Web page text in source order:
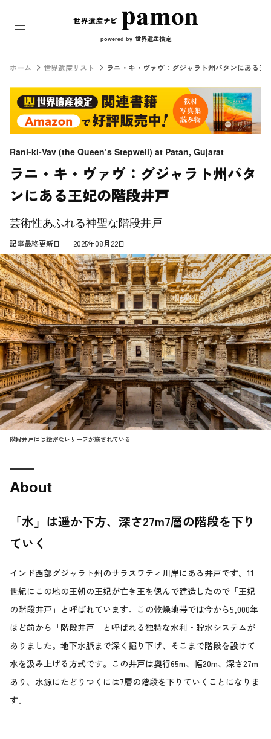
メインナビ
powered by 世界遺産検定
ホーム 世界遺産リスト ラニ・キ・ヴァヴ：グジャラト州パタンにある王
Rani-ki-Vav (the Queen’s Stepwell) at Patan, Gujarat
ラニ・キ・ヴァヴ：グジャラト州パタ
ンにある王妃の階段井戸
芸術性あふれる神聖な階段井戸
記事最終更新日 2025年08月22日
階段井戸には緻密なレリーフが施されている
About
「水」は遥か下方、深さ27m7層の階段を下り
ていく
インド西部グジャラト州のサラスワティ川岸にある井戸です。11
世紀にこの地の王朝の王妃が亡き王を偲んで建造したので「王妃
の階段井戸」と呼ばれています。この乾燥地帯では今から5,000年
ほど前から「階段井戸」と呼ばれる独特な水利・貯水システムが
ありました。地下水脈まで深く掘り下げ、そこまで階段を設けて
水を汲み上げる方式です。この井戸は奥行65m、幅20m、深さ27m
あり、水源にたどりつくには7層の階段を下りていくことになりま
す。